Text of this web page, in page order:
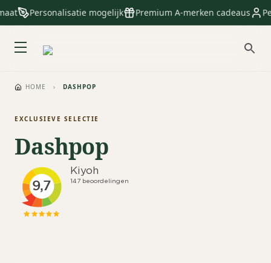
Personalisatie mogelijk Premium A-merken cadeaus
HOME › DASHPOP
EXCLUSIEVE SELECTIE
Dashpop